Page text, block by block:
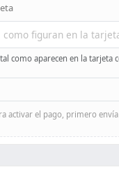
como aparecen en la tarjeta
activar el pago, primero